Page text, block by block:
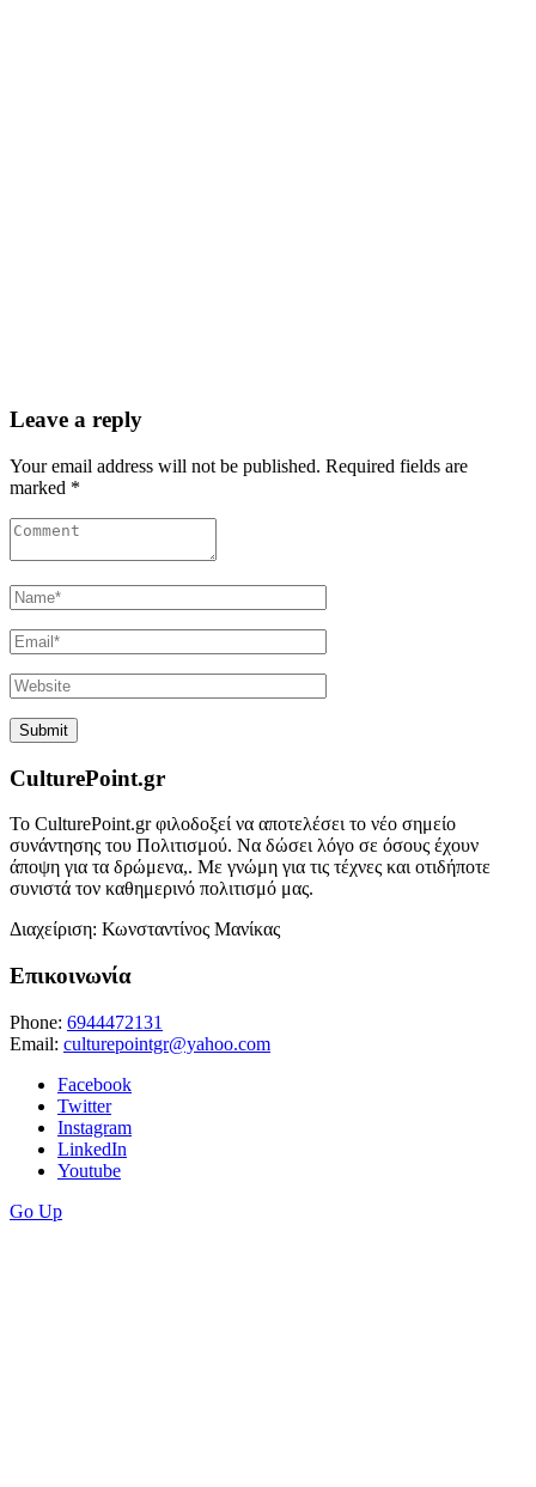
Leave a reply
Your email address will not be published. Required fields are
marked *
CulturePoint.gr
Το CulturePoint.gr φιλοδοξεί να αποτελέσει το νέο σημείο
συνάντησης του Πολιτισμού. Να δώσει λόγο σε όσους έχουν
άποψη για τα δρώμενα,. Με γνώμη για τις τέχνες και οτιδήποτε
συνιστά τον καθημερινό πολιτισμό μας.
Διαχείριση: Κωνσταντίνος Μανίκας
Επικοινωνία
Phone: 6944472131
Email: culturepointgr@yahoo.com
Facebook
Twitter
Instagram
LinkedIn
Youtube
Go Up